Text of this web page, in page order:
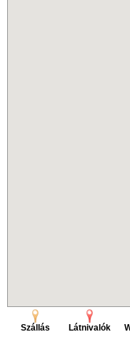
Szállás Látnivalók